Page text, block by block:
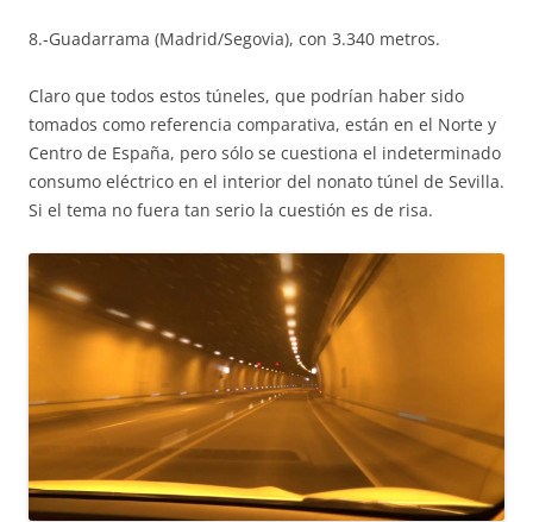
8.-Guadarrama (Madrid/Segovia), con 3.340 metros.
Claro que todos estos túneles, que podrían haber sido
tomados como referencia comparativa, están en el Norte y
Centro de España, pero sólo se cuestiona el indeterminado
consumo eléctrico en el interior del nonato túnel de Sevilla.
Si el tema no fuera tan serio la cuestión es de risa.